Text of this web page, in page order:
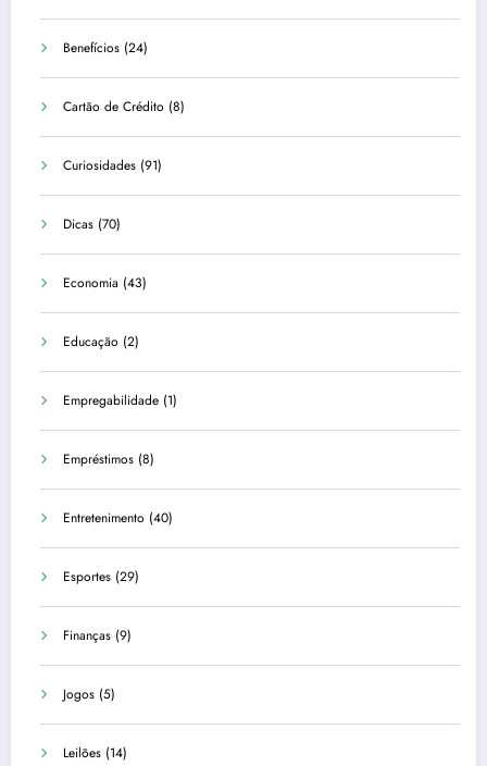
Benefícios (24)
Cartão de Crédito (8)
Curiosidades (91)
Dicas (70)
Economia (43)
Educação (2)
Empregabilidade (1)
Empréstimos (8)
Entretenimento (40)
Esportes (29)
Finanças (9)
Jogos (5)
Leilões (14)